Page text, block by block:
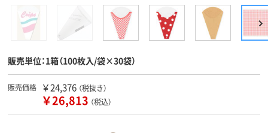
販売単位：1箱（100枚入/袋×30袋）
販売価格 ￥24,376 （税抜き）
￥26,813 （税込）